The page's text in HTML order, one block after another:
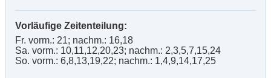
Vorläufige Zeitenteilung:
Fr. vorm.: 21; nachm.: 16,18
Sa. vorm.: 10,11,12,20,23; nachm.: 2,3,5,7,15,24
So. vorm.: 6,8,13,19,22; nachm.: 1,4,9,14,17,25